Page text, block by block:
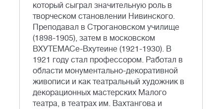
который сыграл значительную роль в
творческом становлении Нивинского.
Преподавал в Строгановском училище
(1898-1905), затем в московском
ВХУТЕМАСе-Вхутеине (1921-1930). В
1921 году стал профессором. Работал в
области монументально-декоративной
живописи и как театральный художник в
декорационных мастерских Малого
театра, в театрах им. Вахтангова и